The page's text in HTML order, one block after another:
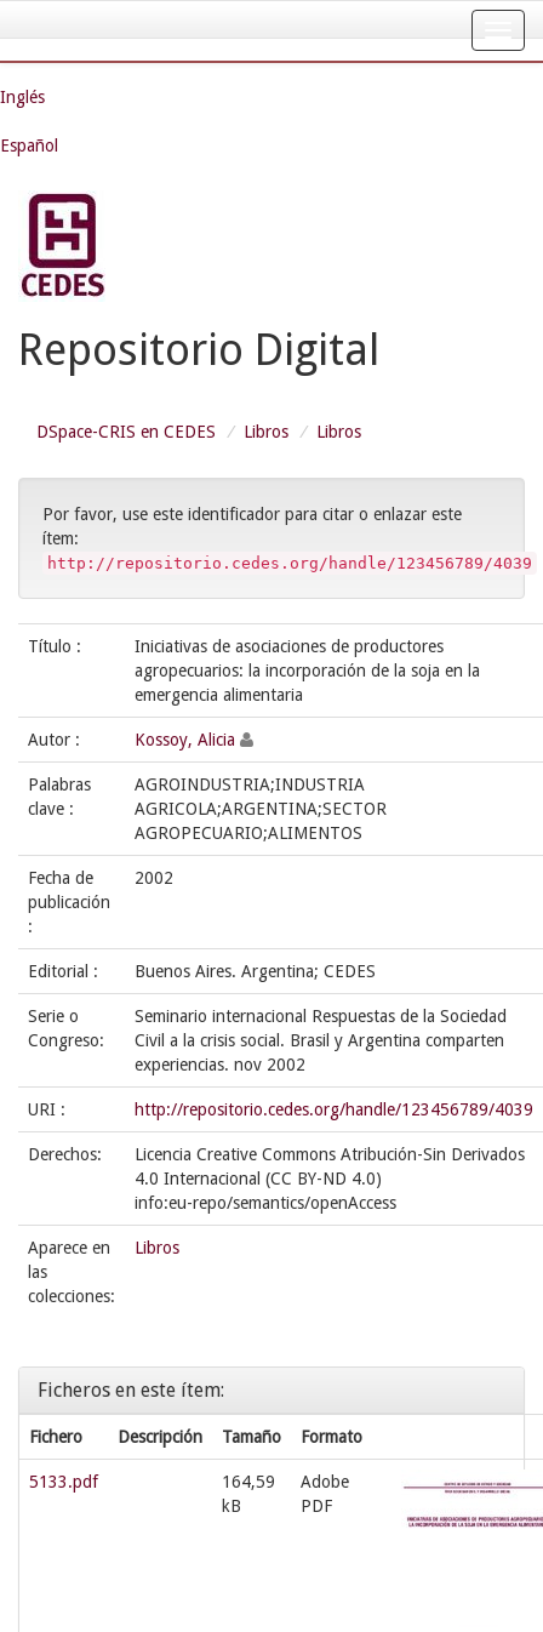
navigation
Inglés
Español
Repositorio Digital
DSpace-CRIS en CEDES Libros Libros
Por favor, use este identificador para citar o enlazar este
ítem:
http://repositorio.cedes.org/handle/123456789/4039
Título :
Iniciativas de asociaciones de productores
agropecuarios: la incorporación de la soja en la
emergencia alimentaria
Autor : Kossoy, Alicia
Palabras
clave :
AGROINDUSTRIA;INDUSTRIA
AGRICOLA;ARGENTINA;SECTOR
AGROPECUARIO;ALIMENTOS
Fecha de
publicación
:
2002
Editorial : Buenos Aires. Argentina; CEDES
Serie o
Congreso:
Seminario internacional Respuestas de la Sociedad
Civil a la crisis social. Brasil y Argentina comparten
experiencias. nov 2002
URI : http://repositorio.cedes.org/handle/123456789/4039
Derechos:
Licencia Creative Commons Atribución-Sin Derivados
4.0 Internacional (CC BY-ND 4.0)
info:eu-repo/semantics/openAccess
Aparece en
las
colecciones:
Libros
Ficheros en este ítem:
Fichero Descripción Tamaño Formato
5133.pdf
164,59
kB
Adobe
PDF